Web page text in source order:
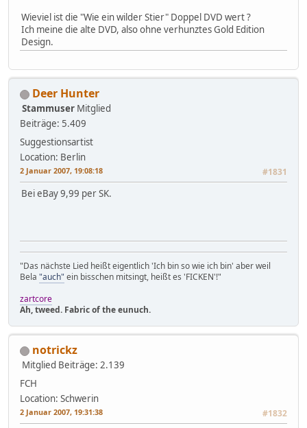
Wieviel ist die "Wie ein wilder Stier" Doppel DVD wert ?
Ich meine die alte DVD, also ohne verhunztes Gold Edition
Design.
Deer Hunter
Stammuser Mitglied
Beiträge: 5.409
Suggestionsartist
Location: Berlin
2 Januar 2007, 19:08:18 #1831
Bei eBay 9,99 per SK.
"Das nächste Lied heißt eigentlich 'Ich bin so wie ich bin' aber weil
Bela "auch" ein bisschen mitsingt, heißt es 'FICKEN'!"
zartcore
Ah, tweed. Fabric of the eunuch.
notrickz
Mitglied Beiträge: 2.139
FCH
Location: Schwerin
2 Januar 2007, 19:31:38 #1832